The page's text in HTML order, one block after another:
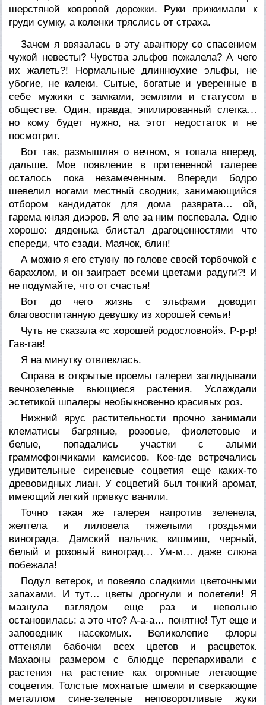
шерстяной ковровой дорожки. Руки прижимали к
груди сумку, а коленки тряслись от страха.
Зачем я ввязалась в эту авантюру со спасением
чужой невесты? Чувства эльфов пожалела? А чего
их жалеть?! Нормальные длинноухие эльфы, не
убогие, не калеки. Сытые, богатые и уверенные в
себе мужики с замками, землями и статусом в
обществе. Один, правда, эпилированный слегка…
но кому будет нужно, на этот недостаток и не
посмотрит.
Вот так, размышляя о вечном, я топала вперед,
дальше. Мое появление в притененной галерее
осталось пока незамеченным. Впереди бодро
шевелил ногами местный сводник, занимающийся
отбором кандидаток для дома разврата… ой,
гарема князя диэров. Я еле за ним поспевала. Одно
хорошо: дяденька блистал драгоценностями что
спереди, что сзади. Маячок, блин!
А можно я его стукну по голове своей торбочкой с
барахлом, и он заиграет всеми цветами радуги?! И
не подумайте, что от счастья!
Вот до чего жизнь с эльфами доводит
благовоспитанную девушку из хорошей семьи!
Чуть не сказала «с хорошей родословной». Р-р-р!
Гав-гав!
Я на минутку отвлеклась.
Справа в открытые проемы галереи заглядывали
вечнозеленые вьющиеся растения. Услаждали
эстетикой шпалеры необыкновенно красивых роз.
Нижний ярус растительности прочно занимали
клематисы багряные, розовые, фиолетовые и
белые, попадались участки с алыми
граммофончиками камсисов. Кое-где встречались
удивительные сиреневые соцветия еще каких-то
древовидных лиан. У соцветий был тонкий аромат,
имеющий легкий привкус ванили.
Точно такая же галерея напротив зеленела,
желтела и лиловела тяжелыми гроздьями
винограда. Дамский пальчик, кишмиш, черный,
белый и розовый виноград… Ум-м… даже слюна
побежала!
Подул ветерок, и повеяло сладкими цветочными
запахами. И тут… цветы дрогнули и полетели! Я
мазнула взглядом еще раз и невольно
остановилась: а это что? А-а-а… понятно! Тут еще и
заповедник насекомых. Великолепие флоры
оттеняли бабочки всех цветов и расцветок.
Махаоны размером с блюдце перепархивали с
растения на растение как огромные летающие
соцветия. Толстые мохнатые шмели и сверкающие
металлом сине-зеленые неповоротливые жуки